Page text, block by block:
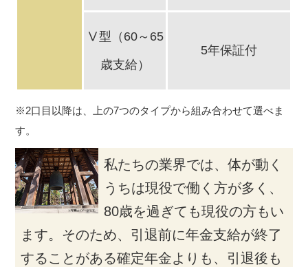
Ⅴ型（60～65
歳支給）
5年保証付
※2口目以降は、上の7つのタイプから組み合わせて選べま
す。
私たちの業界では、体が動く
うちは現役で働く方が多く、
80歳を過ぎても現役の方もい
ます。そのため、引退前に年金支給が終了
することがある確定年金よりも、引退後も